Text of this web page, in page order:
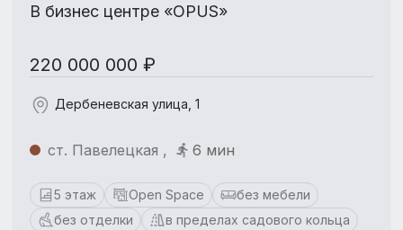
В бизнес центре «OPUS»
220 000 000 ₽
Дербеневская улица, 1
ст. Павелецкая , 6 мин
5 этаж Open Space
без мебели
без отделки
в пределах садового кольца